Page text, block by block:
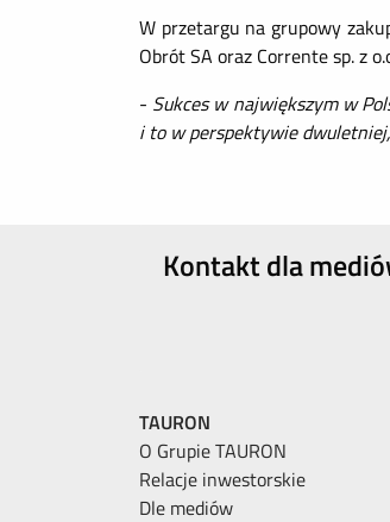
W przetargu na grupowy
Obrót SA oraz Corrente sp. z
- Sukces w największym w
i to w perspektywie
Kontakt dla
TAURON
O Grupie TAURON
Relacje inwestorskie
Dle mediów